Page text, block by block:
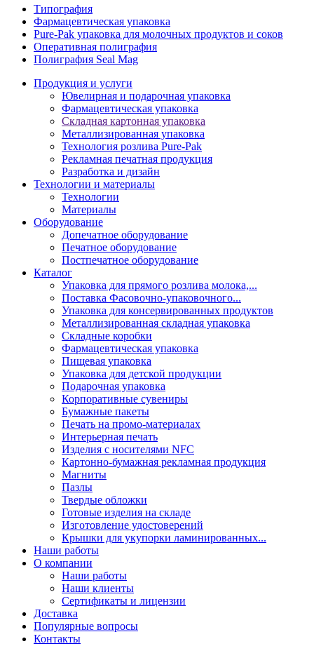
Типография
Фармацевтическая упаковка
Pure-Pak упаковка для молочных продуктов и соков
Оперативная полиграфия
Полиграфия Seal Mag
Продукция и услуги
Ювелирная и подарочная упаковка
Фармацевтическая упаковка
Складная картонная упаковка
Металлизированная упаковка
Технология розлива Pure-Pak
Рекламная печатная продукция
Разработка и дизайн
Технологии и материалы
Технологии
Материалы
Оборудование
Допечатное оборудование
Печатное оборудование
Постпечатное оборудование
Каталог
Упаковка для прямого розлива молока,...
Поставка Фасовочно-упаковочного...
Упаковка для консервированных продуктов
Металлизированная складная упаковка
Складные коробки
Фармацевтическая упаковка
Пищевая упаковка
Упаковка для детской продукции
Подарочная упаковка
Корпоративные сувениры
Бумажные пакеты
Печать на промо-материалах
Интерьерная печать
Изделия с носителями NFC
Картонно-бумажная рекламная продукция
Магниты
Пазлы
Твердые обложки
Готовые изделия на складе
Изготовление удостоверений
Крышки для укупорки ламинированных...
Наши работы
О компании
Наши работы
Наши клиенты
Сертификаты и лицензии
Доставка
Популярные вопросы
Контакты